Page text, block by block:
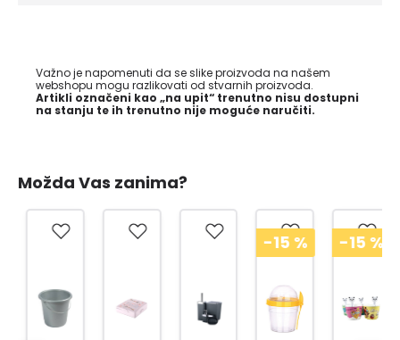
Važno je napomenuti da se slike proizvoda na našem
webshopu mogu razlikovati od stvarnih proizvoda.
Artikli označeni kao „na upit“ trenutno nisu dostupni
na stanju te ih trenutno nije moguće naručiti.
Možda Vas zanima?
-15% -15%